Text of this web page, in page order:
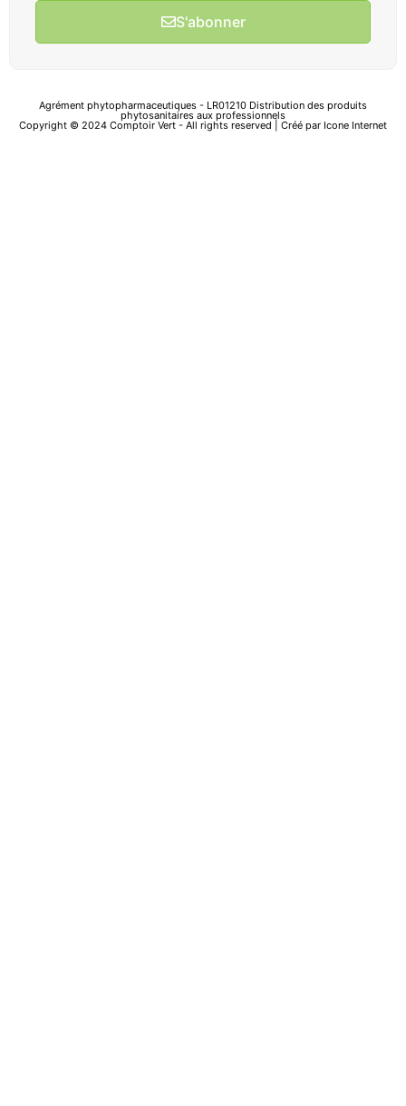
S'abonner
Agrément phytopharmaceutiques - LR01210 Distribution des produits
phytosanitaires aux professionnels
Copyright © 2024 Comptoir Vert - All rights reserved | Créé par Icone Internet